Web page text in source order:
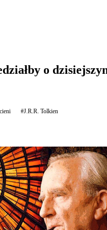
o
#J.R.R. Tolkien